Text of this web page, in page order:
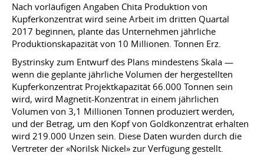
Nach vorläufigen Angaben Chita Produktion von
Kupferkonzentrat wird seine Arbeit im dritten Quartal
2017 beginnen, plante das Unternehmen jährliche
Produktionskapazität von 10 Millionen. Tonnen Erz.
Bystrinsky zum Entwurf des Plans mindestens Skala —
wenn die geplante jährliche Volumen der hergestellten
Kupferkonzentrat Projektkapazität 66.000 Tonnen sein
wird, wird Magnetit-Konzentrat in einem jährlichen
Volumen von 3,1 Millionen Tonnen produziert werden,
und der Betrag, um den Kopf von Goldkonzentrat erhalten
wird 219.000 Unzen sein. Diese Daten wurden durch die
Vertreter der «Norilsk Nickel» zur Verfügung gestellt.